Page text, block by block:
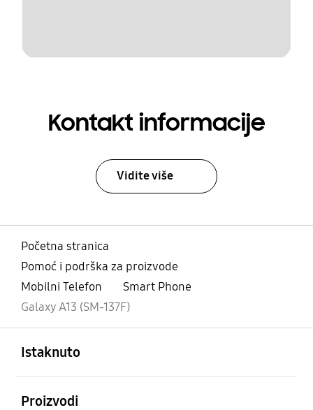
Kontakt informacije
Vidite više
Početna stranica
Pomoć i podrška za proizvode
Mobilni Telefon
Smart Phone
Galaxy A13 (SM-137F)
Istaknuto
Proizvodi